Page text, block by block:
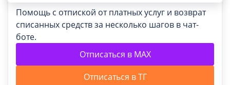
Помощь с отпиской от платных услуг и возврат
списанных средств за несколько шагов в чат-
боте.
Отписаться в MAX
Отписаться в ТГ